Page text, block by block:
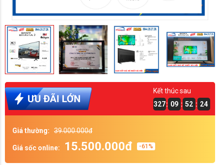
Kết thúc sau
327: 09 : 52 : 24
Giá thường: 39.000.000đ
Giá sốc online: 15.500.000đ -61%